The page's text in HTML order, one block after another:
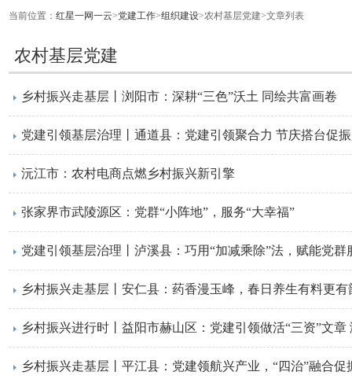
当前位置： 红星一网一云>党建工作>组织建设>农村基层党建>文章列表
农村基层党建
​乡村振兴走基层丨浏阳市：深耕“三色”沃土 同绘共富画卷
党建引领基层治理丨通道县：党建引领聚合力 节庆搭台促
沅江市：农村电商点燃乡村振兴新引擎
张家界市武陵源区：党群“小阵地”，服务“大幸福”
党建引领基层治理丨泸溪县：巧用“加减乘除”法，赋能党群
乡村振兴走基层丨安仁县：药香漫玉峰，春日养生有料更有
乡村振兴进行时丨益阳市赫山区：党建引领做活“三资”文
乡村振兴走基层丨平江县：党建领航兴产业，“四治”融合促